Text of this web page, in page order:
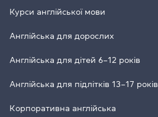
Курси англійської мови
Англійська для дорослих
Англійська для дітей 6–12 років
Англійська для підлітків 13–17 років
Корпоративна англійська